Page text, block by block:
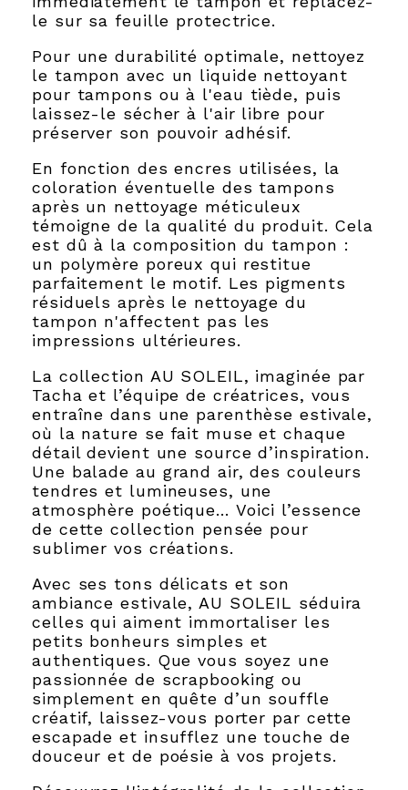
le sur sa feuille protectrice.
Pour une durabilité optimale, nettoyez
le tampon avec un liquide nettoyant
pour tampons ou à l'eau tiède, puis
laissez-le sécher à l'air libre pour
préserver son pouvoir adhésif.
En fonction des encres utilisées, la
coloration éventuelle des tampons
après un nettoyage méticuleux
témoigne de la qualité du produit. Cela
est dû à la composition du tampon :
un polymère poreux qui restitue
parfaitement le motif. Les pigments
résiduels après le nettoyage du
tampon n'affectent pas les
impressions ultérieures.
La collection AU SOLEIL, imaginée par
Tacha et l’équipe de créatrices, vous
entraîne dans une parenthèse estivale,
où la nature se fait muse et chaque
détail devient une source d’inspiration.
Une balade au grand air, des couleurs
tendres et lumineuses, une
atmosphère poétique… Voici l’essence
de cette collection pensée pour
sublimer vos créations.
Avec ses tons délicats et son
ambiance estivale, AU SOLEIL séduira
celles qui aiment immortaliser les
petits bonheurs simples et
authentiques. Que vous soyez une
passionnée de scrapbooking ou
simplement en quête d’un souffle
créatif, laissez-vous porter par cette
escapade et insufflez une touche de
douceur et de poésie à vos projets.